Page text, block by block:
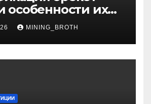
особенности их
MINING_BROTH